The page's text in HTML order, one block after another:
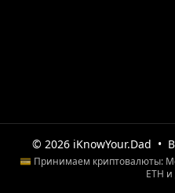
© 2026 iKnowYour.Dad •
💳 Принимаем криптовалюты:
ETH